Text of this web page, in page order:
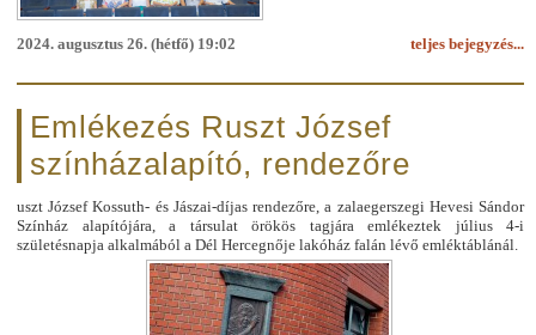
teljes bejegyzés...
2024. augusztus 26. (hétfő) 19:02
Emlékezés Ruszt József
színházalapító, rendezőre
uszt József Kossuth- és Jászai-díjas rendezőre, a zalaegerszegi Hevesi Sándor
Színház alapítójára, a társulat örökös tagjára emlékeztek július 4-i
születésnapja alkalmából a Dél Hercegnője lakóház falán lévő emléktáblánál.